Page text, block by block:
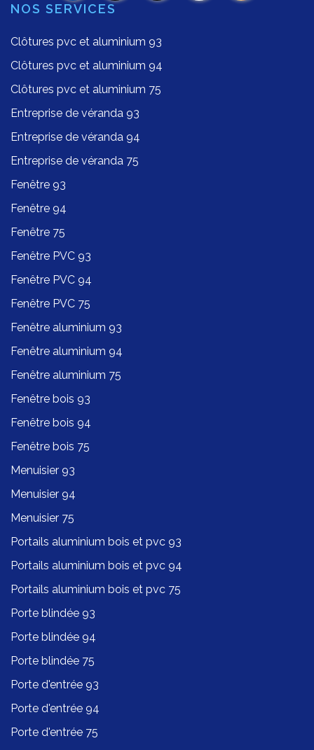
NOS SERVICES
Clôtures pvc et aluminium 93
Clôtures pvc et aluminium 94
Clôtures pvc et aluminium 75
Entreprise de véranda 93
Entreprise de véranda 94
Entreprise de véranda 75
Fenêtre 93
Fenêtre 94
Fenêtre 75
Fenêtre PVC 93
Fenêtre PVC 94
Fenêtre PVC 75
Fenêtre aluminium 93
Fenêtre aluminium 94
Fenêtre aluminium 75
Fenêtre bois 93
Fenêtre bois 94
Fenêtre bois 75
Menuisier 93
Menuisier 94
Menuisier 75
Portails aluminium bois et pvc 93
Portails aluminium bois et pvc 94
Portails aluminium bois et pvc 75
Porte blindée 93
Porte blindée 94
Porte blindée 75
Porte d'entrée 93
Porte d'entrée 94
Porte d'entrée 75